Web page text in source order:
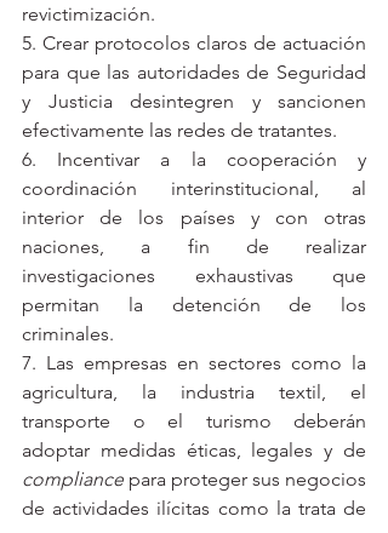
revictimización.
5. Crear protocolos claros de actuación
para que las autoridades de Seguridad
y Justicia desintegren y sancionen
efectivamente las redes de tratantes.
6. Incentivar a la cooperación y
coordinación interinstitucional, al
interior de los países y con otras
naciones, a fin de realizar
investigaciones exhaustivas que
permitan la detención de los
criminales.
7. Las empresas en sectores como la
agricultura, la industria textil, el
transporte o el turismo deberán
compliance para proteger sus negocios
de actividades ilícitas como la trata de